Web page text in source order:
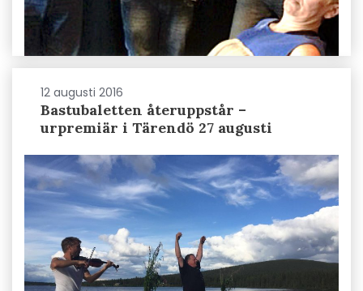
12 augusti 2016
Bastubaletten återuppstår –
urpremiär i Tärendö 27 augusti